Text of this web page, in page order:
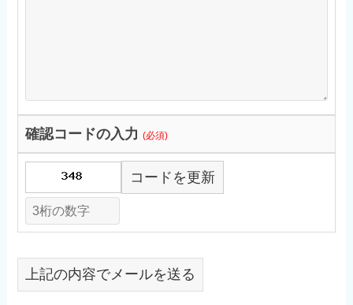
確認コードの入力(必須)
コードを更新
上記の内容でメールを送る